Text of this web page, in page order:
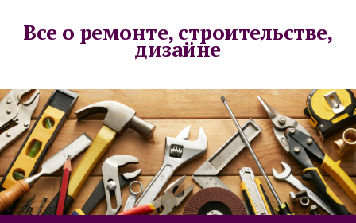
Все о ремонте, строительстве,
дизайне